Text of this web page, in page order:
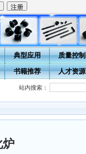
典型应用 质量控制
书籍推荐 人才资源
处理工培训通知
站内搜索：